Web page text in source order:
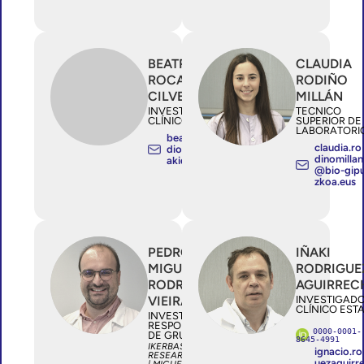
BEATRIZ
ROCANDIO
CILVETI
INVESTIGADOR/A
CLÍNICO ESTABLE
beatriz.rocan
diocilveti@os
akidetza.eus
CLAUDIA
RODIÑO
MILLÁN
TECNICO
SUPERIOR DE
claudia.ro
dinomillan
@bio-
zkoa.eus
PEDRO
MIGUEL
RODRIGUES
VIEIRA
INVESTIGADOR/A
RESPONSABLE
DE GRUPO
IKERBASQUE
RESEARCH FELLOW
IÑAKI
CLÍNICO
0000-0001-
8645-4991